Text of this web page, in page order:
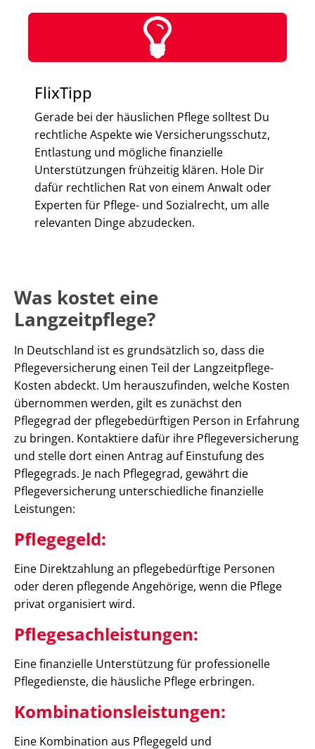
FlixTipp
Gerade bei der häuslichen Pflege solltest Du
rechtliche Aspekte wie Versicherungsschutz,
Entlastung und mögliche finanzielle
Unterstützungen frühzeitig klären. Hole Dir
dafür rechtlichen Rat von einem Anwalt oder
Experten für Pflege- und Sozialrecht, um alle
relevanten Dinge abzudecken.
Was kostet eine
Langzeitpflege?
In Deutschland ist es grundsätzlich so, dass die
Pflegeversicherung einen Teil der Langzeitpflege-
Kosten abdeckt. Um herauszufinden, welche Kosten
übernommen werden, gilt es zunächst den
Pflegegrad der pflegebedürftigen Person in Erfahrung
zu bringen. Kontaktiere dafür ihre Pflegeversicherung
und stelle dort einen Antrag auf Einstufung des
Pflegegrads. Je nach Pflegegrad, gewährt die
Pflegeversicherung unterschiedliche finanzielle
Leistungen:
Pflegegeld:
Eine Direktzahlung an pflegebedürftige Personen
oder deren pflegende Angehörige, wenn die Pflege
privat organisiert wird.
Pflegesachleistungen:
Eine finanzielle Unterstützung für professionelle
Pflegedienste, die häusliche Pflege erbringen.
Kombinationsleistungen:
Eine Kombination aus Pflegegeld und